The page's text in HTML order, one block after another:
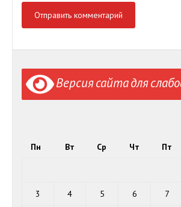
Версия сайта для
Пн
Вт Ср Чт Пт
3 4 5 6 7